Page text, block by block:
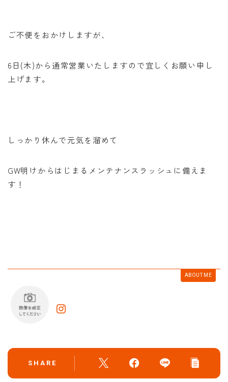
ご不便をおかけしますが、
6日(木)から通常営業いたしますので宜しくお願い申し
上げます。
しっかり休んで元気を溜めて
GW明けからはじまるメンテナンスラッシュに備えま
す！
ABOUT ME
SHARE